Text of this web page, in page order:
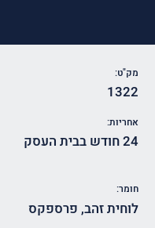
מק"ט:
1322
אחריות:
24 חודש בבית העסק
חומר:
לוחית זהב, פרספקס